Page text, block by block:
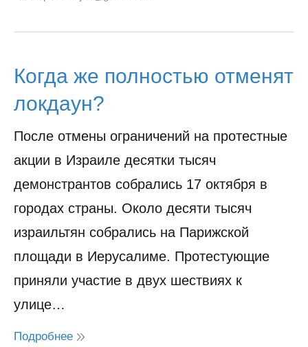
Когда же полностью отменят
локдаун?
После отмены ограничений на протестные
акции в Израиле десятки тысяч
демонстрантов собрались 17 октября в
городах страны. Около десяти тысяч
израильтян собрались на Парижской
площади в Иерусалиме. Протестующие
приняли участие в двух шествиях к
улице…
Подробнее